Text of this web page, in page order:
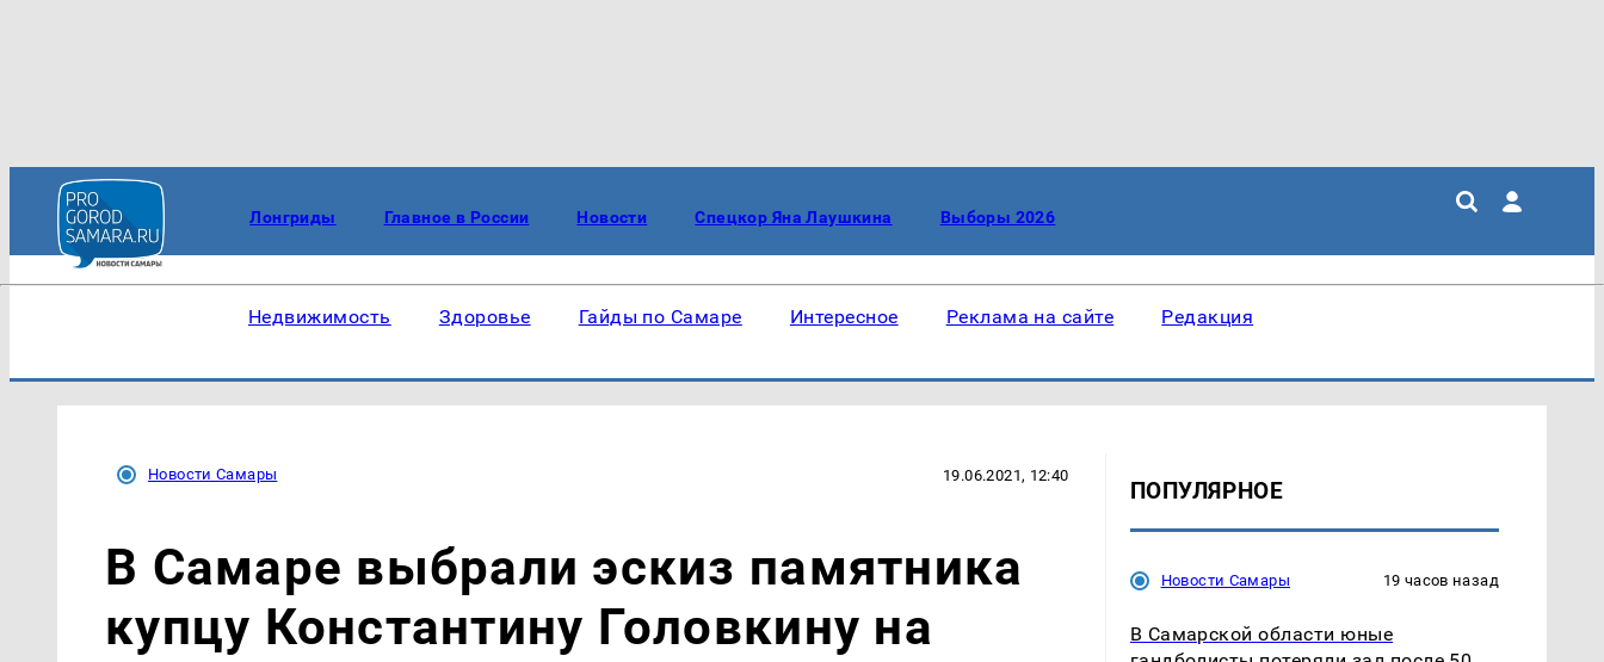
Лонгриды Главное в России Новости Спецкор Яна Лаушкина Выборы 2026
Недвижимость Здоровье Гайды по Самаре Интересное Реклама на сайте Редакция
Новости Самары 19.06.2021, 12:40
В Самаре выбрали эскиз памятника
купцу Константину Головкину на
ПОПУЛЯРНОЕ
Новости Самары 19 часов назад
В Самарской области юные